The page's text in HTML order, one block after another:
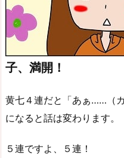
子、満開！
黄七４連だと「あぁ……（
になると話は変わります。
５連ですよ、５連！